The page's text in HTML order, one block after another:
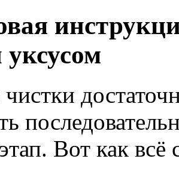
уксусом
Вот как всё